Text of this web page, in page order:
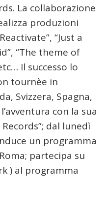
La collaborazione
produzioni
“Just a
“The theme of
Il successo lo
tournèe in
Svizzera, Spagna,
con la sua
dal lunedì
un programma
partecipa su
) al programma